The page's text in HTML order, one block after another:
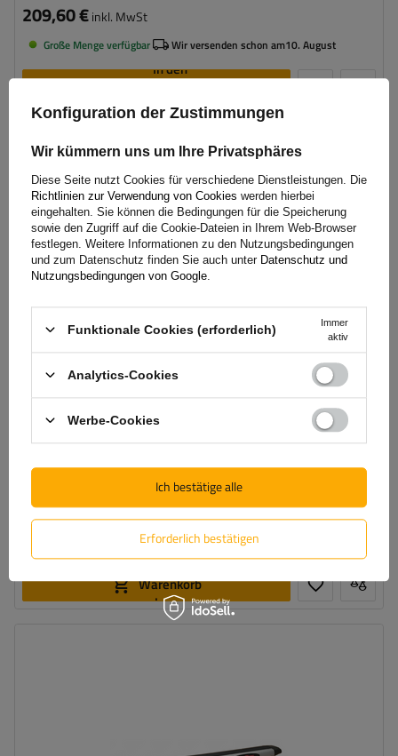
209,60 €inkl. MwSt
Große Menge verfügbar Wir versenden schon am10. August
In den
legen
Mont Blanc AMC 5415-A49 Aluminium-Dachträger für
integrierte Dachreling
221,80 €inkl. MwSt
Große Menge verfügbar Wir versenden schon am
In den
Warenkorb
legen
Konfiguration der Zustimmungen
Wir kümmern uns um Ihre Privatsphäres
Diese Seite nutzt Cookies für verschiedene Dienstleistungen. Die
Richtlinien zur Verwendung von Cookies werden hierbei
eingehalten. Sie können die Bedingungen für die Speicherung
sowie den Zugriff auf die Cookie-Dateien in Ihrem Web-Browser
festlegen. Weitere Informationen zu den Nutzungsbedingungen
und zum Datenschutz finden Sie auch unter Datenschutz und
Nutzungsbedingungen von Google
Funktionale Cookies (erforderlich)
Immer
aktiv
Analytics-Cookies
Werbe-Cookies
Erforderlich bestätigen
Ich bestätige alle